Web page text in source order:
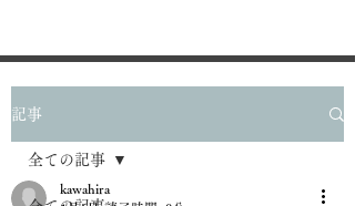
記事
全ての記事
kawahira